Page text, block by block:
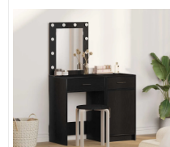
hout